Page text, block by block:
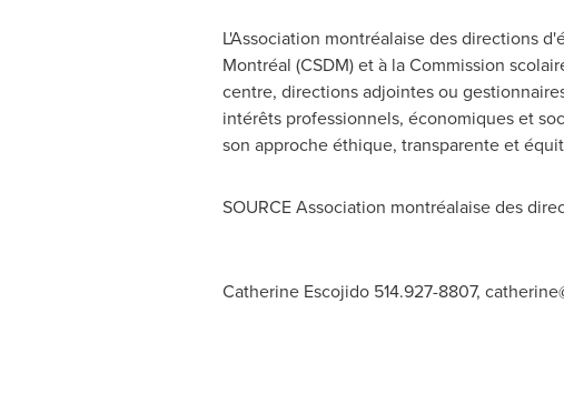
L'Association montréalaise des directions
Montréal (CSDM) et à la Commission
centre, directions adjointes ou
intérêts professionnels, économiques et
son approche éthique, transparente et
SOURCE Association montréalaise des
Catherine Escojido 514.927-8807,